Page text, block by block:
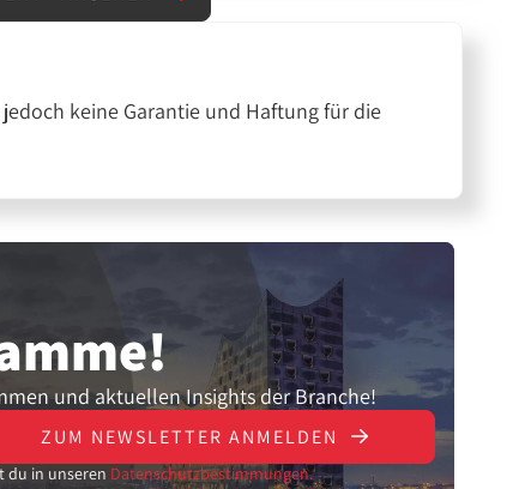
keine Garantie und Haftung für die
und aktuellen Insights der Branche!
ZUM NEWSLETTER ANMELDEN
du in unseren Datenschutzbestimmungen.